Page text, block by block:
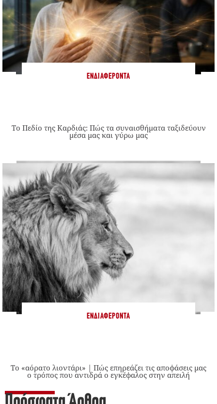
ΕΝΔΙΑΦΈΡΟΝΤΑ
Το Πεδίο της Καρδιάς: Πώς τα συναισθήματα ταξιδεύουν
μέσα μας και γύρω μας
ΕΝΔΙΑΦΈΡΟΝΤΑ
Το «αόρατο λιοντάρι» | Πώς επηρεάζει τις αποφάσεις μας
ο τρόπος που αντιδρά ο εγκέφαλος στην απειλή